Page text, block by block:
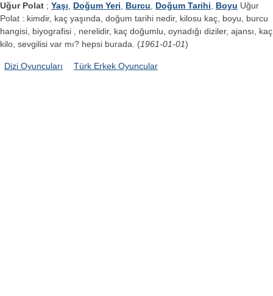
Uğur Polat ; Yaşı Doğum Yeri Burcu Doğum Tarihi Boyu Uğur
Polat : kimdir, kaç yaşında, doğum tarihi nedir, kilosu kaç, boyu, burcu
hangisi, biyografisi , nerelidir, kaç doğumlu, oynadığı diziler, ajansı, kaç
kilo, sevgilisi var mı? hepsi burada. (1961-01-01)
Dizi Oyuncuları Türk Erkek Oyuncular